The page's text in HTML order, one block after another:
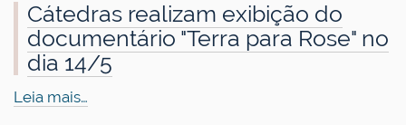
Cátedras realizam exibição do
documentário "Terra para Rose" no
dia 14/5
Leia mais…